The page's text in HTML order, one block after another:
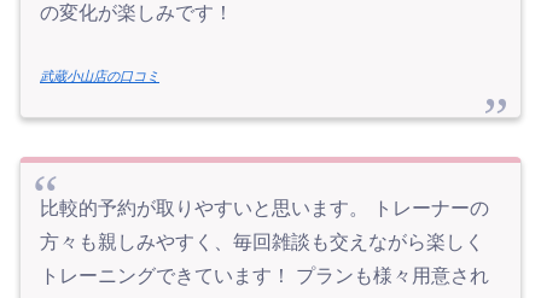
の変化が楽しみです！
武蔵小山店の口コミ
比較的予約が取りやすいと思います。 トレーナーの
方々も親しみやすく、毎回雑談も交えながら楽しく
トレーニングできています！ プランも様々用意され